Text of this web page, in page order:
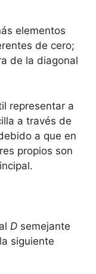
elementos
de cero;
de la diagonal
representar a
a través de
a que en
propios son
D semejante
siguiente